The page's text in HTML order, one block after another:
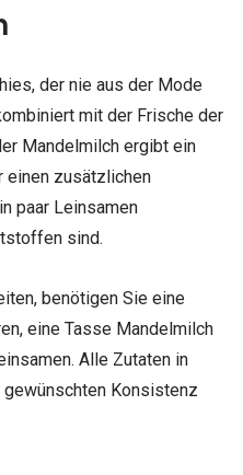
der nie aus der Mode
mit der Frische der
Mandelmilch ergibt ein
einen zusätzlichen
paar Leinsamen
sind.
benötigen Sie eine
eine Tasse Mandelmilch
Alle Zutaten in
Konsistenz